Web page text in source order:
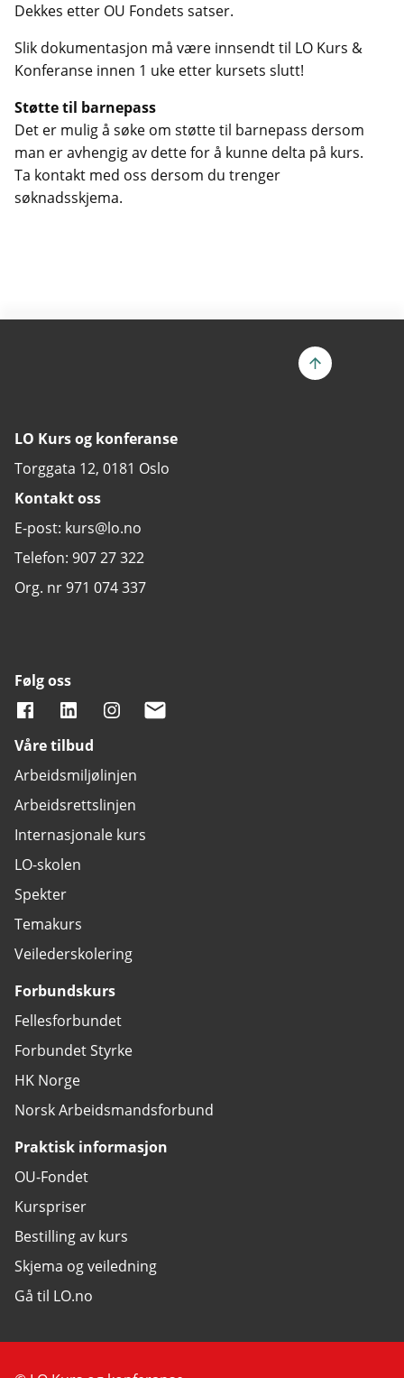
Dekkes etter OU Fondets satser.
Slik dokumentasjon må være innsendt til LO Kurs &
Konferanse innen 1 uke etter kursets slutt!
Støtte til barnepass
Det er mulig å søke om støtte til barnepass dersom
man er avhengig av dette for å kunne delta på kurs.
Ta kontakt med oss dersom du trenger
søknadsskjema.
LO Kurs og konferanse
Torggata 12, 0181 Oslo
Kontakt oss
E-post: kurs@lo.no
Telefon: 907 27 322
Org. nr 971 074 337
Følg oss
Våre tilbud
Arbeidsmiljølinjen
Arbeidsrettslinjen
Internasjonale kurs
LO-skolen
Spekter
Temakurs
Veilederskolering
Forbundskurs
Fellesforbundet
Forbundet Styrke
HK Norge
Norsk Arbeidsmandsforbund
Praktisk informasjon
OU-Fondet
Kurspriser
Bestilling av kurs
Skjema og veiledning
Gå til LO.no